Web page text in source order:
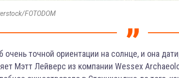
FOTODOM
очень точной ориентации на солнце, и она
Мэтт Лейверс из компании Wessex